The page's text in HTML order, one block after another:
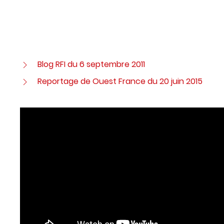
Blog RFI du 6 septembre 2011
Reportage de Ouest France du 20 juin 2015